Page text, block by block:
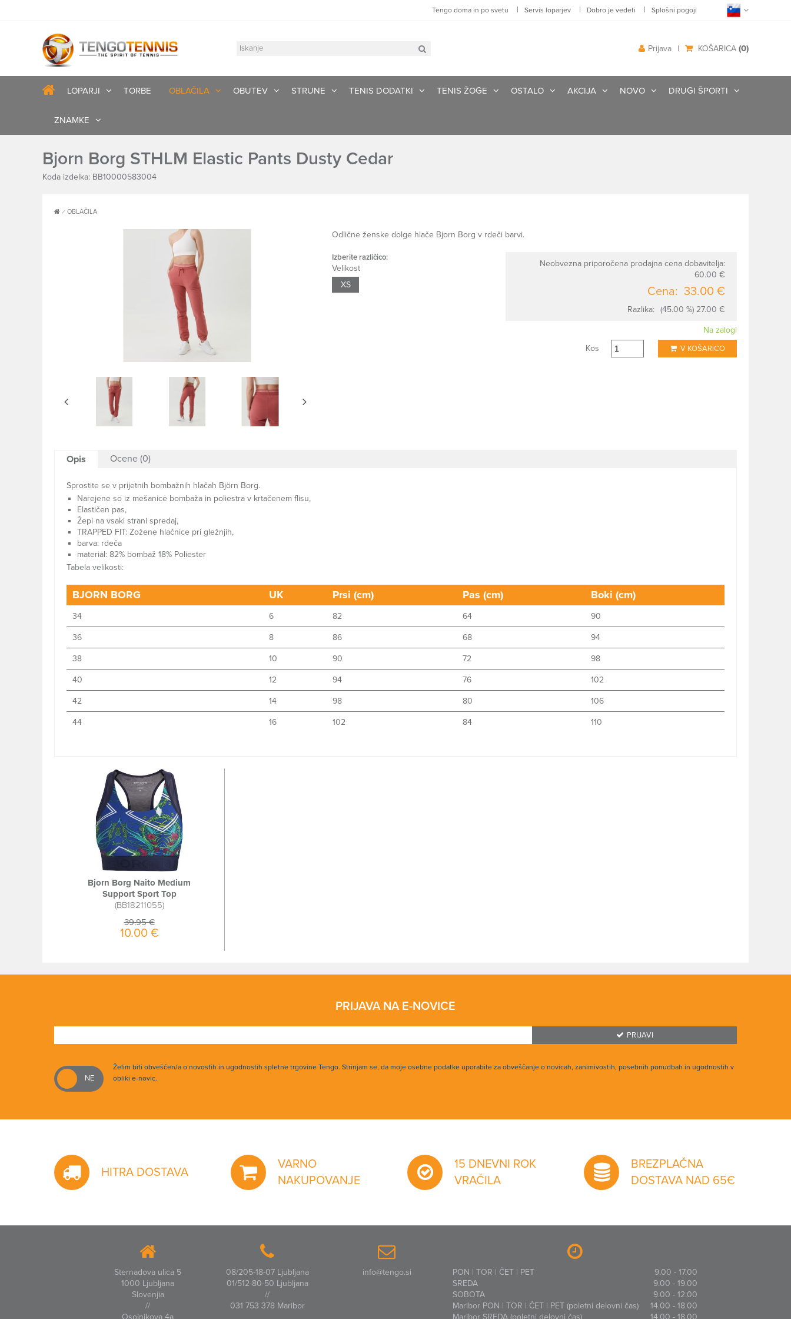
Tengo doma in po svetu | Servis loparjev | Dobro je vedeti | Splošni pogoji
KOŠARICA (0)
|
Prijava
LOPARJI TORBE OBLAČILA OBUTEV STRUNE TENIS DODATKI TENIS ŽOGE OSTALO AKCIJA NOVO DRUGI ŠPORTI
ZNAMKE
Bjorn Borg STHLM Elastic Pants Dusty Cedar
Koda izdelka: BB10000583004
OBLAČILA
Odlične ženske dolge hlače Bjorn Borg v rdeči barvi.
Izberite različico:
Velikost
XS
Neobvezna priporočena prodajna cena dobavitelja:
60.00 €
Cena: 33.00 €
Razlika: (45.00 %) 27.00 €
Na zalogi
Kos
V KOŠARICO
Opis Ocene (0)
Sprostite se v prijetnih bombažnih hlačah Björn Borg.
Narejene so iz mešanice bombaža in poliestra v krtačenem flisu,
Elastičen pas,
Žepi na vsaki strani spredaj,
TRAPPED FIT: Zožene hlačnice pri gležnjih,
barva: rdeča
material: 82% bombaž 18% Poliester
Tabela velikosti:
BJORN BORG UK Prsi (cm) Pas (cm) Boki (cm)
34 6 82 64 90
36 8 86 68 94
38 10 90 72 98
40 12 94 76 102
42 14 98 80 106
44 16 102 84 110
Bjorn Borg Naito Medium
Support Sport Top
BB18211055
39.95 €
10.00 €
PRIJAVA NA E-NOVICE
PRIJAVI
Želim biti obveščen/a o novostih in ugodnostih spletne trgovine Tengo. Strinjam se, da moje osebne podatke uporabite za obveščanje o novicah, zanimivostih, posebnih ponudbah in ugodnostih v
obliki e-novic.
HITRA DOSTAVA
VARNO
NAKUPOVANJE
15 DNEVNI ROK
VRAČILA
BREZPLAČNA
DOSTAVA NAD 65€
Sternadova ulica 5
1000 Ljubljana
Slovenjia
//
Osojnikova 4a
08/205-18-07 Ljubljana
01/512-80-50 Ljubljana
//
031 753 378 Maribor
info@tengo.si PON | TOR | ČET | PET
9.00 - 17.00
SREDA
9.00 - 19.00
SOBOTA
9.00 - 12.00
Maribor PON | TOR | ČET | PET (poletni delovni čas)
14.00 - 18.00
Maribor SREDA (poletni delovni čas)
14.00 - 18.00